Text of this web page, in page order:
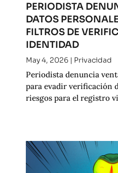
PERIODISTA
DATOS
FILTROS DE
IDENTIDAD
May 4, 2026| Privacidad
Periodista denuncia
para evadir verificación
riesgos para el registro